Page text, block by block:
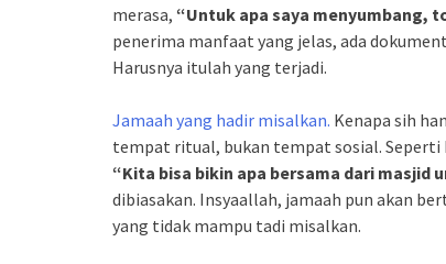
merasa, “Untuk apa saya menyumbang,
penerima manfaat yang jelas, ada
Harusnya itulah yang terjadi.
Jamaah yang hadir misalkan. Kenapa sih
tempat ritual, bukan tempat sosial. Seperti
“Kita bisa bikin apa bersama dari masjid
dibiasakan. Insyaallah, jamaah pun akan
yang tidak mampu tadi misalkan.